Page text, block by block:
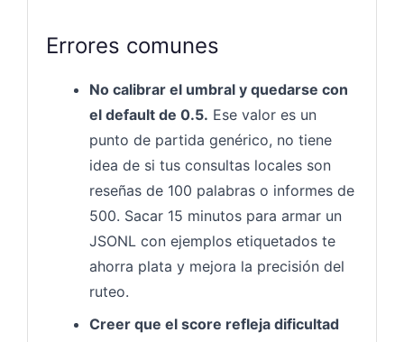
Errores comunes
No calibrar el umbral y quedarse con
el default de 0.5. Ese valor es un
punto de partida genérico, no tiene
idea de si tus consultas locales son
reseñas de 100 palabras o informes de
500. Sacar 15 minutos para armar un
JSONL con ejemplos etiquetados te
ahorra plata y mejora la precisión del
ruteo.
Creer que el score refleja dificultad